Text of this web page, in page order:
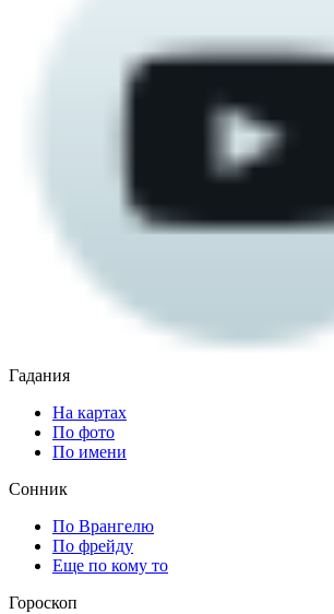
Гадания
На картах
По фото
По имени
Сонник
По Врангелю
По фрейду
Еще по кому то
Гороскоп